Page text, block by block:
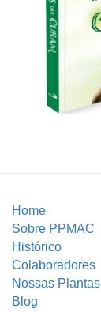
Home
Sobre PPMAC
Histórico
Colaboradores
Nossas Plantas
Blog